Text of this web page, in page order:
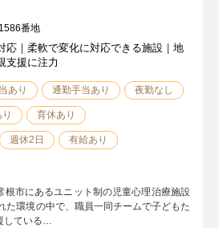
番地
応｜柔軟で変化に対応できる施設｜地
支援に注力
あり 通勤手当あり 夜勤なし
育休あり
週休2日 有給あり
根市にあるユニット制の児童心理治療施設
た環境の中で、職員一同チームで子どもた
している…